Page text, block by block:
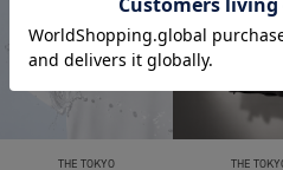
THE TOKYO
THE